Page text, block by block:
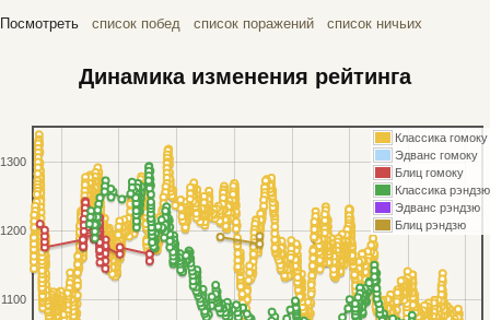
Посмотреть список побед список поражений список ничьих
Динамика изменения рейтинга
1100
1200
1300
Классика гомоку
Эдванс гомоку
Блиц гомоку
Классика рэндзю
Эдванс рэндзю
Блиц рэндзю